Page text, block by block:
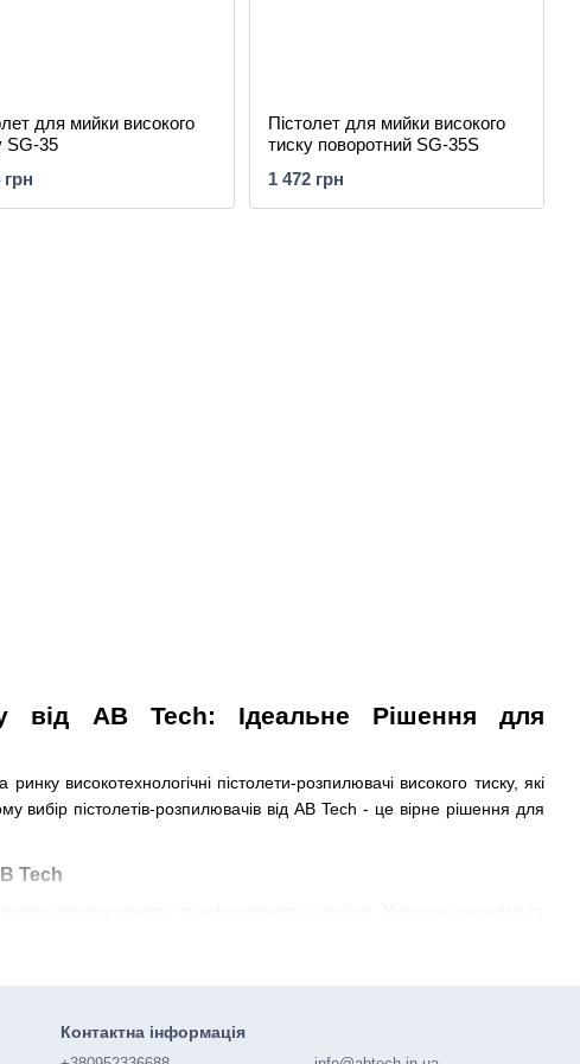
від AB Tech: Ідеальне Рішення для
високотехнологічні пістолети-розпилювачі високого тиску, які
пістолетів-розпилювачів від AB Tech - це вірне рішення для
Tech
Tech
для мийки високого
SG-35
грн
Пістолет для мийки високого
тиску поворотний SG-35S
1 472 грн
Контактна інформація